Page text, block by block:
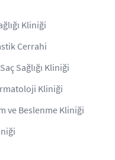
Kliniği
Cerrahi
Sağlığı Kliniği
Kliniği
ve Beslenme Kliniği